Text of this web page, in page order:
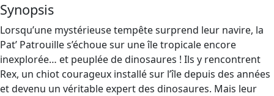
Synopsis
Lorsqu’une mystérieuse tempête surprend leur navire, la
Pat’ Patrouille s’échoue sur une île tropicale encore
inexplorée… et peuplée de dinosaures ! Ils y rencontrent
Rex, un chiot courageux installé sur l’île depuis des années
et devenu un véritable expert des dinosaures. Mais leur